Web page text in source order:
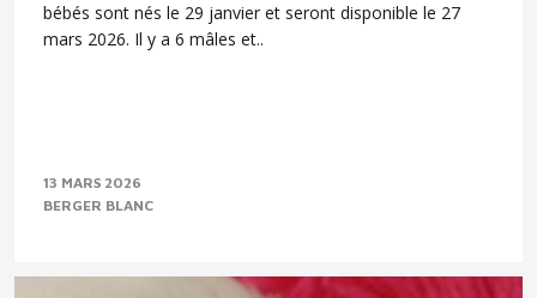
bébés sont nés le 29 janvier et seront disponible le 27
mars 2026. Il y a 6 mâles et..
13 MARS 2026
BERGER BLANC